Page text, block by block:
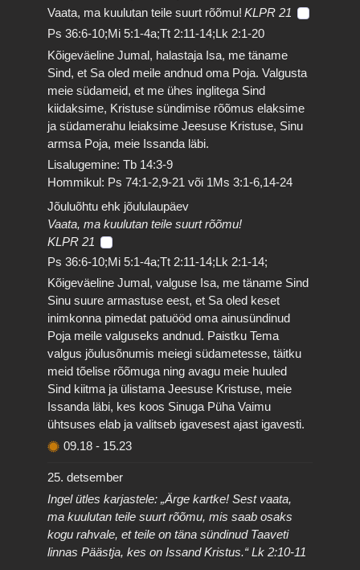
Vaata, ma kuulutan teile suurt rõõmu! KLPR 21
Ps 36:6-10;Mi 5:1-4a;Tt 2:11-14;Lk 2:1-20
Kõigeväeline Jumal, halastaja Isa, me täname
Sind, et Sa oled meile andnud oma Poja. Valgusta
meie südameid, et me ühes inglitega Sind
kiidaksime, Kristuse sündimise rõõmus elaksime
ja südamerahu leiaksime Jeesuse Kristuse, Sinu
armsa Poja, meie Issanda läbi.
Lisalugemine: Tb 14:3-9
Hommikul: Ps 74:1-2,9-21 või 1Ms 3:1-6,14-24
Jõuluõhtu ehk jõululaupäev
Vaata, ma kuulutan teile suurt rõõmu!
KLPR 21
Ps 36:6-10;Mi 5:1-4a;Tt 2:11-14;Lk 2:1-14;
Kõigeväeline Jumal, valguse Isa, me täname Sind
Sinu suure armastuse eest, et Sa oled keset
inimkonna pimedat patuööd oma ainusündinud
Poja meile valguseks andnud. Paistku Tema
valgus jõulusõnumis meiegi südametesse, täitku
meid tõelise rõõmuga ning avagu meie huuled
Sind kiitma ja ülistama Jeesuse Kristuse, meie
Issanda läbi, kes koos Sinuga Püha Vaimu
ühtsuses elab ja valitseb igavesest ajast igavesti.
09.18 - 15.23
25. detsember
Ingel ütles karjastele: „Ärge kartke! Sest vaata,
ma kuulutan teile suurt rõõmu, mis saab osaks
kogu rahvale, et teile on täna sündinud Taaveti
linnas Päästja, kes on Issand Kristus.“ Lk 2:10-11